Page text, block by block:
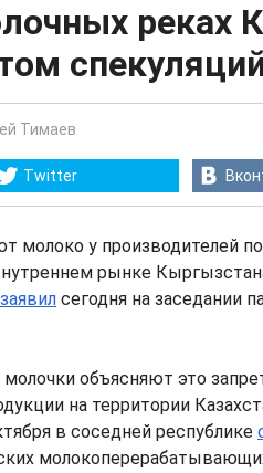
реках
Тимаев
Twitter
молоко у производителей по
рынке
заявил сегодня на заседании
объясняют это
на территории
в соседней республике